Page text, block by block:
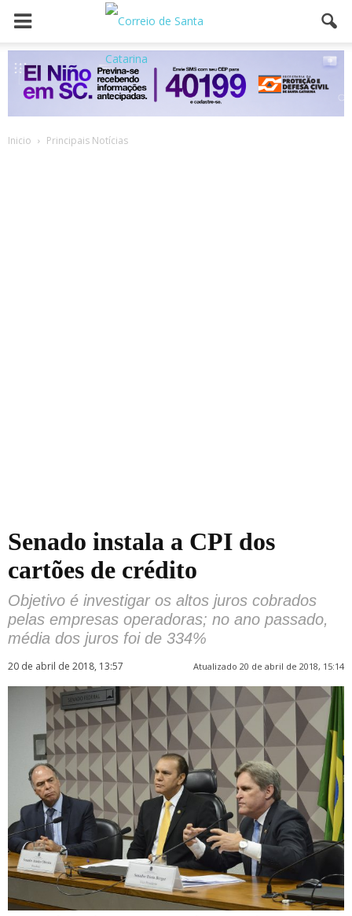
Inicio Principais Notícias
Senado instala a CPI dos
cartões de crédito
Objetivo é investigar os altos juros cobrados
pelas empresas operadoras; no ano passado,
média dos juros foi de 334%
20 de abril de 2018, 13:57 Atualizado 20 de abril de 2018, 15:14